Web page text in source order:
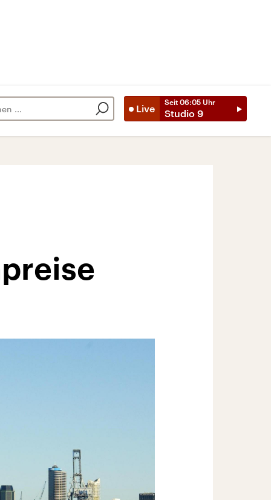
Live
Seit 06:05 Uhr
Studio 9